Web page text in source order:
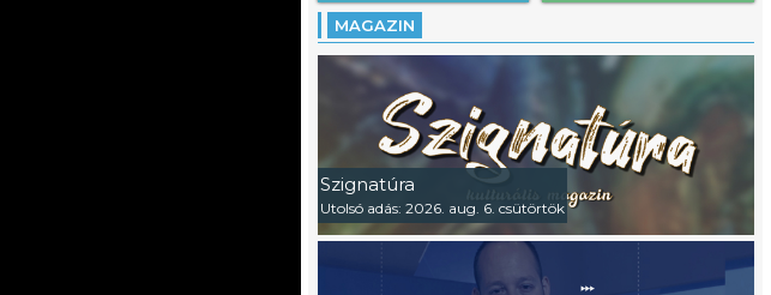
MAGAZIN
Szignatúra
Utolsó adás: 2026. aug. 6. csütörtök